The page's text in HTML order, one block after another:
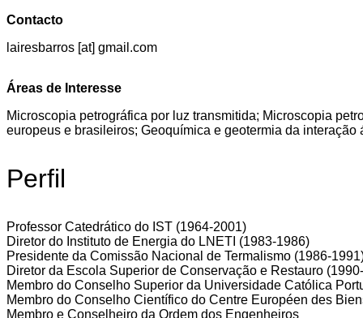
Contacto
lairesbarros [at] gmail.com
Áreas de Interesse
Microscopia petrográfica por luz transmitida; Microscopia
europeus e brasileiros; Geoquímica e geotermia da
Perfil
Professor Catedrático do IST (1964-2001)
Diretor do Instituto de Energia do LNETI (1983-1986)
Presidente da Comissão Nacional de Termalismo (1986-
Diretor da Escola Superior de Conservação e Restauro
Membro do Conselho Superior da Universidade Católica
Membro do Conselho Científico do Centre Européen des
Membro e Conselheiro da Ordem dos Engenheiros